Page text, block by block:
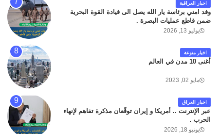
اخبار العراقية
وفد امني برئاسة يار الله يصل الى قيادة القوة البحرية
ضمن قاطع عمليات البصرة .
يوليو 13, 2026
اخبار منوعة
أغنى 10 مدن في العالم
مايو 02, 2023
اخبار العراق
عبر الإنترنت .. أمريكا و إيران توقّعان مذكرة تفاهم لإنهاء
الحرب .
يونيو 18, 2026